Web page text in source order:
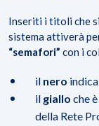
Inseriti i titoli che
sistema attiverà
“semafori” con i
il nero
il giallo che
della Rete